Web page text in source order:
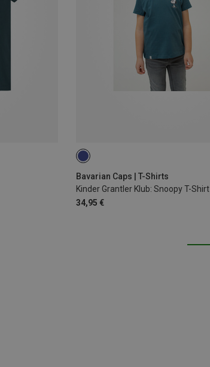
Bavarian Caps | T-Shirts
Kinder Grantler Klub: Snoopy T-Shirt
34,95 €
104|98
152|164